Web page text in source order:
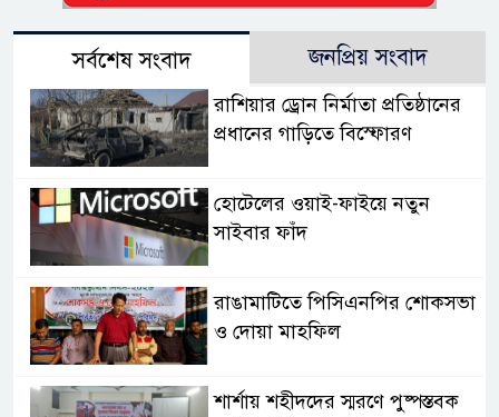
সর্বশেষ সংবাদ জনপ্রিয় সংবাদ
রাশিয়ার ড্রোন নির্মাতা প্রতিষ্ঠানের
প্রধানের গাড়িতে বিস্ফোরণ
হোটেলের ওয়াই-ফাইয়ে নতুন
সাইবার ফাঁদ
রাঙামাটিতে পিসিএনপির শোকসভা
ও দোয়া মাহফিল
শার্শায় শহীদদের স্মরণে পুষ্পস্তবক